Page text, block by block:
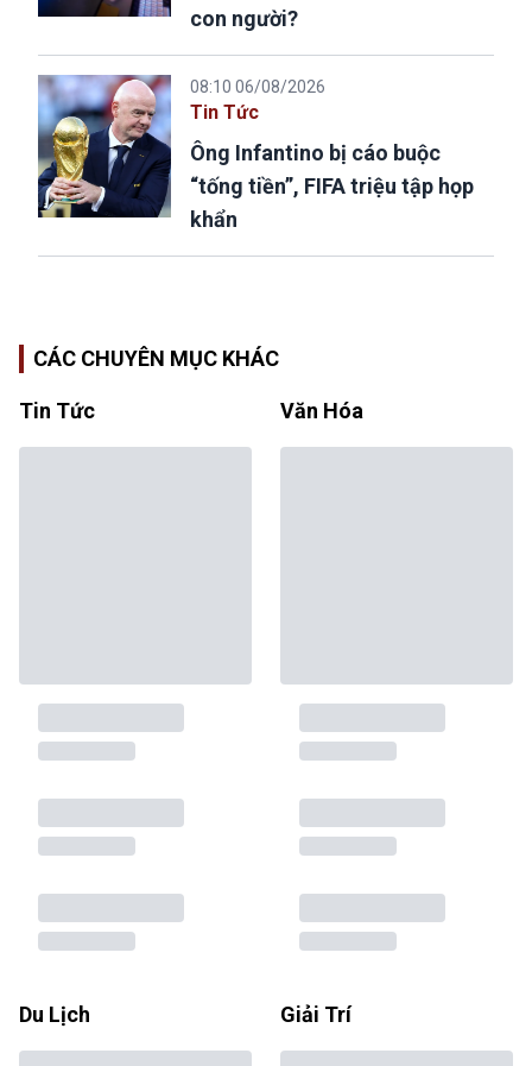
con người?
08:10 06/08/2026
Tin Tức
Ông Infantino bị cáo buộc
“tống tiền”, FIFA triệu tập họp
khẩn
CÁC CHUYÊN MỤC KHÁC
Tin Tức Văn Hóa
Du Lịch Giải Trí